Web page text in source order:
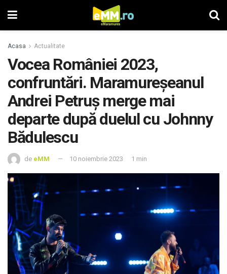
Acasa Actualitate
Vocea României 2023,
confruntări. Maramureşeanul
Andrei Petruș merge mai
departe după duelul cu Johnny
Bădulescu
de eMM 10 noiembrie 2023 1 min